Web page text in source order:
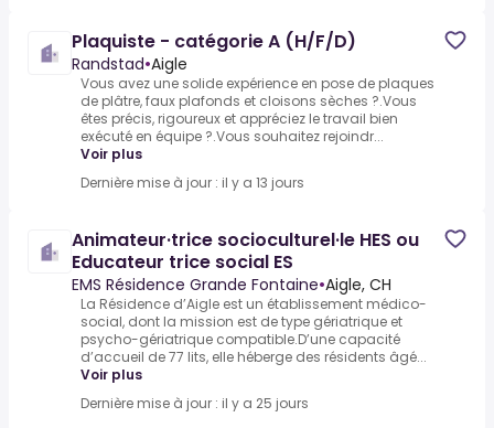
Plaquiste - catégorie A (H/F/D)
Randstad•Aigle
Vous avez une solide expérience en pose de plaques
de plâtre, faux plafonds et cloisons sèches ?.Vous
êtes précis, rigoureux et appréciez le travail bien
exécuté en équipe ?.Vous souhaitez rejoindr...
Voir plus
Dernière mise à jour : il y a 13 jours
Animateur·trice socioculturel·le HES ou
Educateur trice social ES
EMS Résidence Grande Fontaine•Aigle, CH
La Résidence d’Aigle est un établissement médico-
social, dont la mission est de type gériatrique et
psycho-gériatrique compatible.D’une capacité
d’accueil de 77 lits, elle héberge des résidents âgé...
Voir plus
Dernière mise à jour : il y a 25 jours